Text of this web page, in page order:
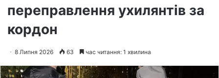
переправлення ухилянтів за
кордон
8 Липня 2026 63 час читання: 1 хвилина